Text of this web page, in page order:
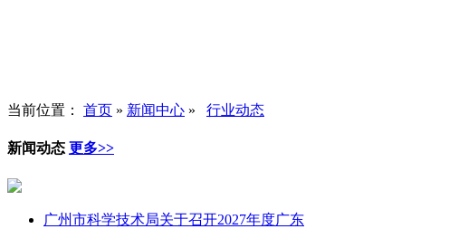
当前位置： 首页 » 新闻中心 » 行业动态
新闻动态 更多>>
广州市科学技术局关于召开2027年度广东